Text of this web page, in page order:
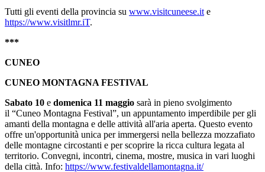
Tutti gli eventi della provincia su www.visitcuneese.it e
https://www.visitlmr.iT.
***
CUNEO
CUNEO MONTAGNA FESTIVAL
Sabato 10 e domenica 11 maggio sarà in pieno svolgimento
il “Cuneo Montagna Festival”, un appuntamento imperdibile per gli
amanti della montagna e delle attività all'aria aperta. Questo evento
offre un'opportunità unica per immergersi nella bellezza mozzafiato
delle montagne circostanti e per scoprire la ricca cultura legata al
territorio. Convegni, incontri, cinema, mostre, musica in vari luoghi
della città. Info: https://www.festivaldellamontagna.it/